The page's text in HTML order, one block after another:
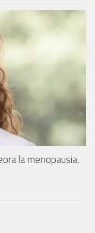
la menopausia,